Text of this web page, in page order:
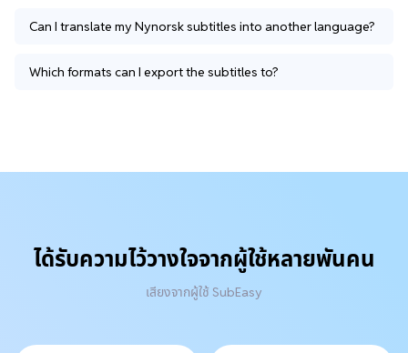
Can I translate my Nynorsk subtitles into another language?
Which formats can I export the subtitles to?
ได้รับความไว้วางใจจากผู้ใช้หลายพันคน
เสียงจากผู้ใช้ SubEasy